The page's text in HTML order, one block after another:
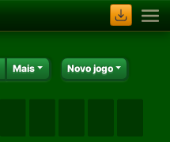
Mais Novo jogo